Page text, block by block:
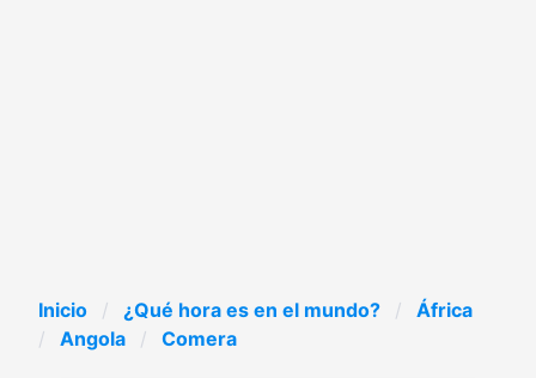
Inicio ¿Qué hora es en el mundo?
África
Angola
Comera